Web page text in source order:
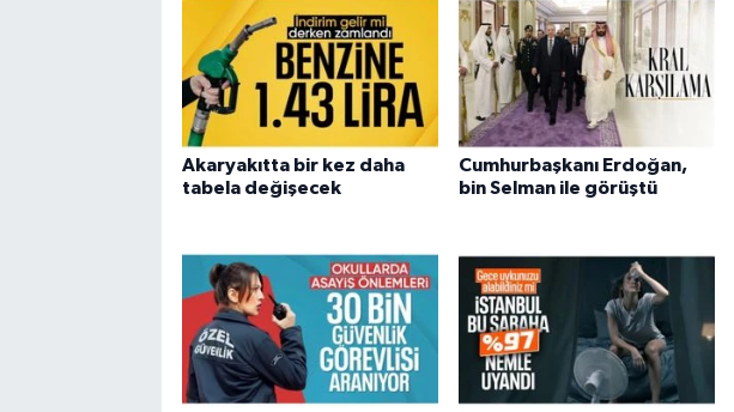
Akaryakıtta bir kez daha
tabela değişecek
Cumhurbaşkanı Erdoğan,
bin Selman ile görüştü